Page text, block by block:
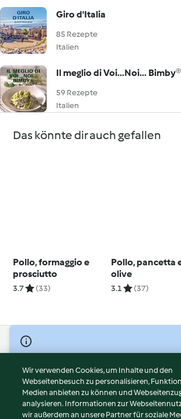
Giro d'Italia
85 Rezepte
Italien
Il meglio di Voi...Noi... Bimby®
59 Rezepte
Italien
Das könnte dir auch gefallen
Pollo, formaggio e
prosciutto
3.7 (33)
Pollo, pancetta
olive
3.1 (37)
© Copyright 2026
Nutzungsbedingungen
Datenschutzrichtlinien
Disclaimer
Impressum
Wir verwenden Cookies, um Inhalte und den
Webseitenbesuch zu personalisieren,
Medien anbieten zu können und
analysieren. Informationen zur
wir außerdem an unsere Partner für soziale